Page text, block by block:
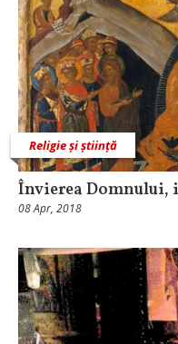
Religie și știință
Învierea Domnului,
08 Apr, 2018